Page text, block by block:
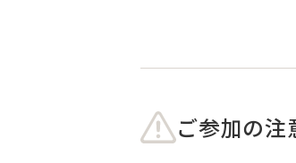
ご参加の注